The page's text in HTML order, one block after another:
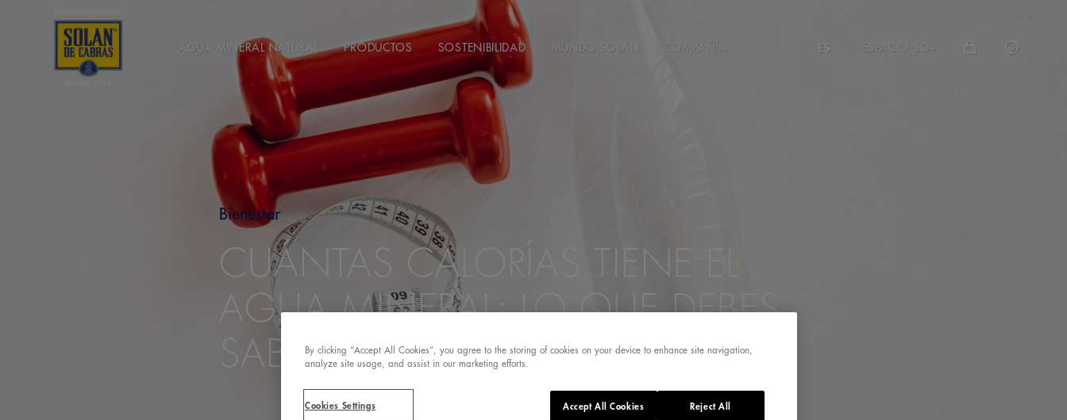
AGUA MINERAL NATURAL PRODUCTOS SOSTENIBILIDAD MUNDO SOLÁN COMPAÑÍA ES ESPACIO SO+
Bienestar
CUÁNTAS CALORÍAS TIENE EL
AGUA MINERAL: LO QUE DEBES
SABERBy clicking “Accept All Cookies”, you agree to the storing of cookies on your device to enhance site navigation,
analyze site usage, and assist in our marketing efforts.
Reject All
Accept All Cookies
Cookies Settings